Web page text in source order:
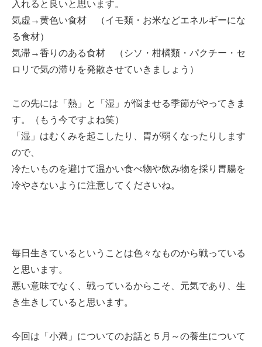
入れると良いと思います。
気虚→黄色い食材 （イモ類・お米などエネルギーにな
る食材）
気滞→香りのある食材 （シソ・柑橘類・パクチー・セ
ロリで気の滞りを発散させていきましょう）
この先には「熱」と「湿」が悩ませる季節がやってきま
す。（もう今ですよね笑）
「湿」はむくみを起こしたり、胃が弱くなったりします
ので、
冷たいものを避けて温かい食べ物や飲み物を採り胃腸を
冷やさないように注意してくださいね。
毎日生きているということは色々なものから戦っている
と思います。
悪い意味でなく、戦っているからこそ、元気であり、生
き生きしていると思います。
今回は「小満」についてのお話と５月～の養生について